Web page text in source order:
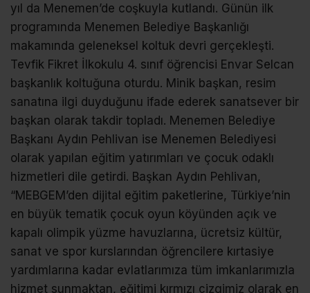
yıl da Menemen’de coşkuyla kutlandı. Günün ilk
programında Menemen Belediye Başkanlığı
makamında geleneksel koltuk devri gerçekleşti.
Tevfik Fikret İlkokulu 4. sınıf öğrencisi Envar Selcan
başkanlık koltuğuna oturdu. Minik başkan, resim
sanatına ilgi duyduğunu ifade ederek sanatsever bir
başkan olarak takdir topladı. Menemen Belediye
Başkanı Aydın Pehlivan ise Menemen Belediyesi
olarak yapılan eğitim yatırımları ve çocuk odaklı
hizmetleri dile getirdi. Başkan Aydın Pehlivan,
“MEBGEM’den dijital eğitim paketlerine, Türkiye’nin
en büyük tematik çocuk oyun köyünden açık ve
kapalı olimpik yüzme havuzlarına, ücretsiz kültür,
sanat ve spor kurslarından öğrencilere kırtasiye
yardımlarına kadar evlatlarımıza tüm imkanlarımızla
hizmet sunmaktan, eğitimi kırmızı çizgimiz olarak en